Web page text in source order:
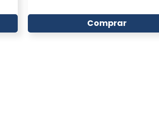
Comprar